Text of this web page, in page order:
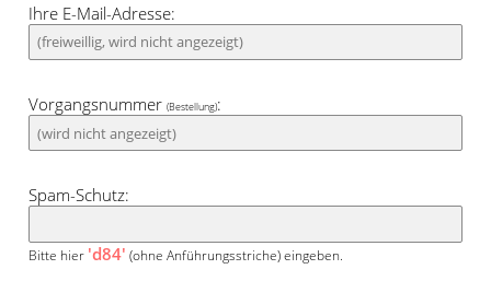
Ihre E-Mail-Adresse:
Vorgangsnummer(Bestellung):
Spam-Schutz:
Bitte hier 'd84' (ohne Anführungsstriche) eingeben.